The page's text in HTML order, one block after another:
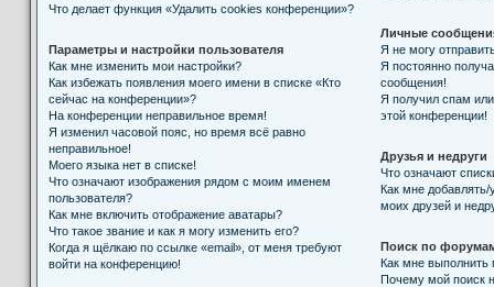
Что делает функция «Удалить cookies конференции»?
Параметры и настройки пользователя
Как мне изменить мои настройки?
Как избежать появления моего имени в списке «Кто
сейчас на конференции»?
На конференции неправильное время!
Я изменил часовой пояс, но время всё равно
неправильное!
Моего языка нет в списке!
Что означают изображения рядом с моим именем
пользователя?
Как мне включить отображение аватары?
Что такое звание и как я могу изменить его?
Когда я щёлкаю по ссылке «email», от меня требуют
войти на конференцию!
Личные
Я не могу
Я постоянно
сообщения!
Я получил спам или
этой конференции!
Друзья и недруги
Что означают
Как мне добавлять/
моих друзей и
Поиск по
Как мне
Почему мой поиск